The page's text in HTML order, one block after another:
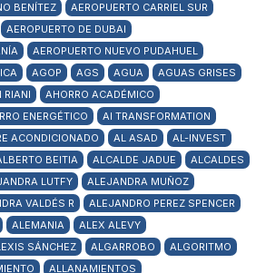
BENÍTEZ
AEROPUERTO CARRIEL SUR
AEROPUERTO DE DUBAI
AEROPUERTO NUEVO PUDAHUEL
AGOP AGS AGUA
AGUAS GRISES
RIANI
AHORRO ACADÉMICO
ENERGÉTICO
AI TRANSFORMATION
ACONDICIONADO AL ASAD
AL-INVEST
BEITIA ALCALDE JADUE
ALCALDES
LUTFY
ALEJANDRA MUÑOZ
VALDÉS R
ALEJANDRO PEREZ SPENCER
ALEMANIA
ALEX ALEVY
SÁNCHEZ ALGARROBO
ALGORITMO
ALLANAMIENTOS